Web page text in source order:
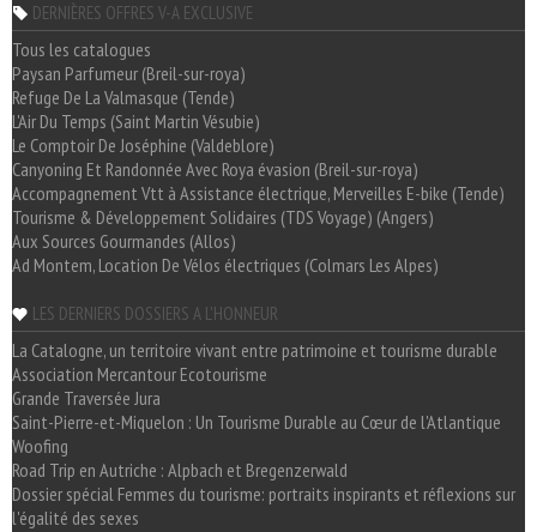
DERNIÈRES OFFRES V-A EXCLUSIVE
Tous les catalogues
Paysan Parfumeur (Breil-sur-roya)
Refuge De La Valmasque (Tende)
L'Air Du Temps (Saint Martin Vésubie)
Le Comptoir De Joséphine (Valdeblore)
Canyoning Et Randonnée Avec Roya évasion (Breil-sur-roya)
Accompagnement Vtt à Assistance électrique, Merveilles E-bike (Tende)
Tourisme & Développement Solidaires (TDS Voyage) (Angers)
Aux Sources Gourmandes (Allos)
Ad Montem, Location De Vélos électriques (Colmars Les Alpes)
LES DERNIERS DOSSIERS A L'HONNEUR
La Catalogne, un territoire vivant entre patrimoine et tourisme durable
Association Mercantour Ecotourisme
Grande Traversée Jura
Saint-Pierre-et-Miquelon : Un Tourisme Durable au Cœur de l'Atlantique
Woofing
Road Trip en Autriche : Alpbach et Bregenzerwald
Dossier spécial Femmes du tourisme: portraits inspirants et réflexions sur
l'égalité des sexes